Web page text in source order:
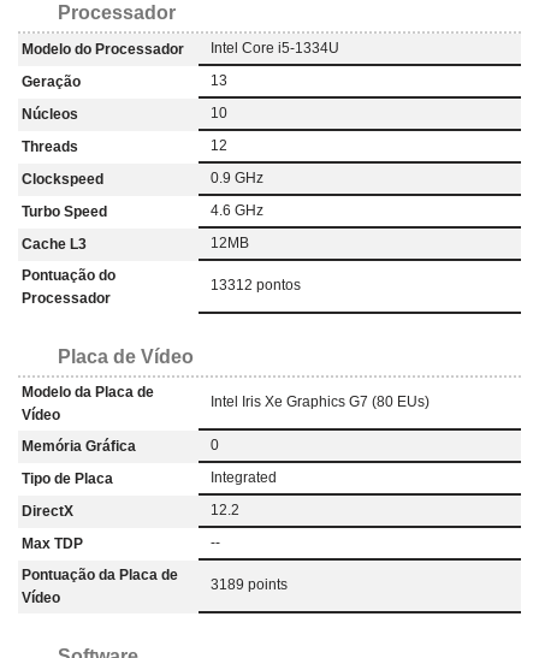
Processador
Modelo do Processador
Intel Core i5-1334U
Geração
13
Núcleos
10
Threads
12
Clockspeed
0.9 GHz
Turbo Speed
4.6 GHz
Cache L3
12MB
Pontuação do
Processador
13312 pontos
Placa de Vídeo
Modelo da Placa de
Vídeo
Intel Iris Xe Graphics G7 (80 EUs)
Memória Gráfica
0
Tipo de Placa
Integrated
DirectX
12.2
Max TDP
--
Pontuação da Placa de
Vídeo
3189 points